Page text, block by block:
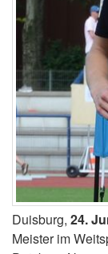
Duisburg, 24.
Meister im